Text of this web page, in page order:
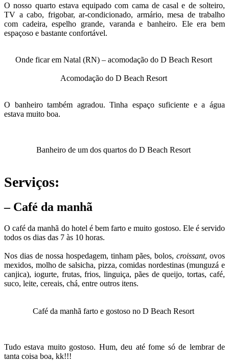
O nosso quarto estava equipado com cama de casal e de solteiro,
TV a cabo, frigobar, ar-condicionado, armário, mesa de trabalho
com cadeira, espelho grande, varanda e banheiro. Ele era bem
espaçoso e bastante confortável.
Onde ficar em Natal (RN) – acomodação do D Beach Resort
Acomodação do D Beach Resort
O banheiro também agradou. Tinha espaço suficiente e a água
estava muito boa.
Banheiro de um dos quartos do D Beach Resort
Serviços:
– Café da manhã
O café da manhã do hotel é bem farto e muito gostoso. Ele é servido
todos os dias das 7 às 10 horas.
Nos dias de nossa hospedagem, tinham pães, bolos, croissant, ovos
mexidos, molho de salsicha, pizza, comidas nordestinas (munguzá e
canjica), iogurte, frutas, frios, linguiça, pães de queijo, tortas, café,
suco, leite, cereais, chá, entre outros itens.
Café da manhã farto e gostoso no D Beach Resort
Tudo estava muito gostoso. Hum, deu até fome só de lembrar de
tanta coisa boa, kk!!!